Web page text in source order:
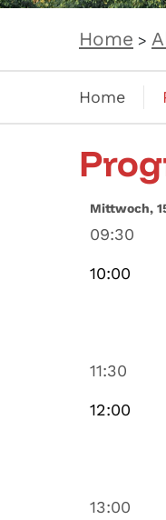
Home >
Home
Mittwoch,
09:30
10:00
11:30
12:00
13:00